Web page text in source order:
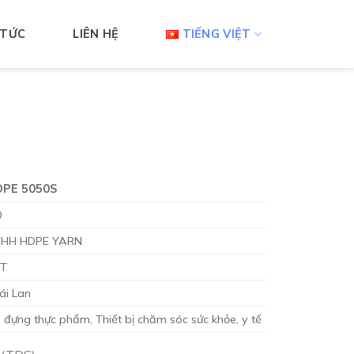
LIÊN HỆ TIẾNG VIỆT
5050S
HDPE YARN
Lan
đựng thực phẩm, Thiết bị chăm sóc sức khỏe, y tế